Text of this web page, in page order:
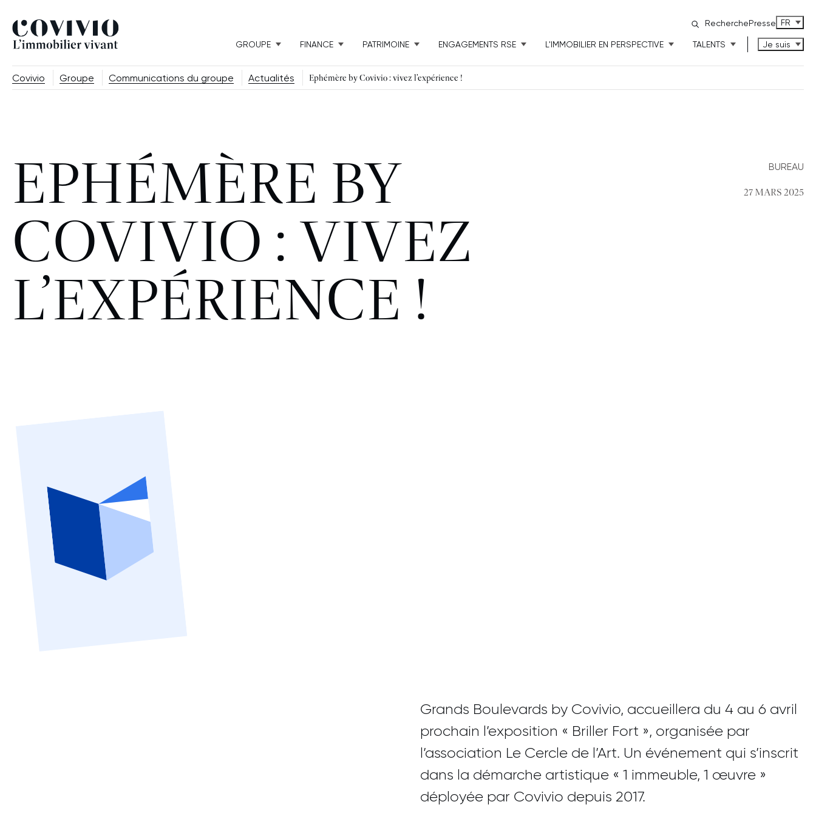
Covivio RecherchePresse FR
GROUPE FINANCE PATRIMOINE ENGAGEMENTS RSE L'IMMOBILIER EN PERSPECTIVE TALENTS Je suis
Covivio Groupe Communications du groupe Actualités Ephémère by Covivio : vivez l’expérience !
EPHÉMÈRE BY
COVIVIO : VIVEZ
L’EXPÉRIENCE !
BUREAU
27 MARS 2025
Grands Boulevards by Covivio, accueillera du 4 au 6 avril
prochain l’exposition « Briller Fort », organisée par
l’association Le Cercle de l’Art. Un événement qui s’inscrit
dans la démarche artistique « 1 immeuble, 1 œuvre »
déployée par Covivio depuis 2017.